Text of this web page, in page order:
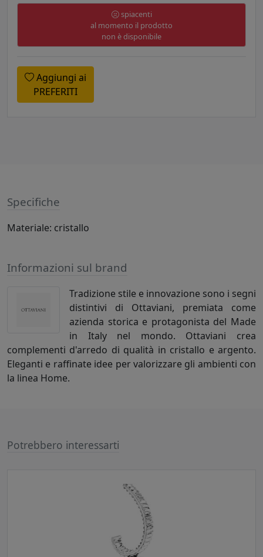
spiacenti
al momento il prodotto
non è disponibile
Aggiungi ai
PREFERITI
Specifiche
Materiale: cristallo
Informazioni sul brand
Tradizione stile e innovazione sono i segni
distintivi di Ottaviani, premiata come
azienda storica e protagonista del Made
in Italy nel mondo. Ottaviani crea
complementi d'arredo di qualità in cristallo e argento.
Eleganti e raffinate idee per valorizzare gli ambienti con
la linea Home.
Potrebbero interessarti